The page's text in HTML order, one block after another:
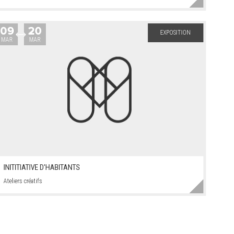
INITITIATIVE D'HABITANTS
Ateliers créatifs
09
MAR
20
MAR
EXPOSITION